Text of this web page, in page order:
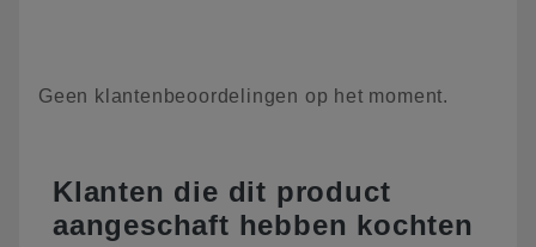
Geen klantenbeoordelingen op het moment.
Klanten die dit product
aangeschaft hebben kochten